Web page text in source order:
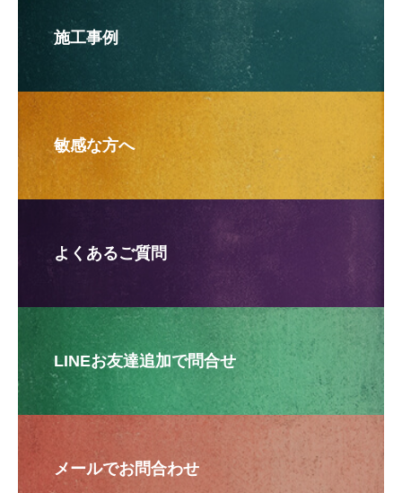
施工事例
敏感な方へ
よくあるご質問
LINEお友達追加で問合せ
メールでお問合わせ